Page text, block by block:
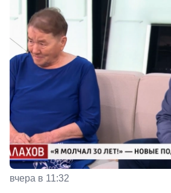
вчера в 11:32